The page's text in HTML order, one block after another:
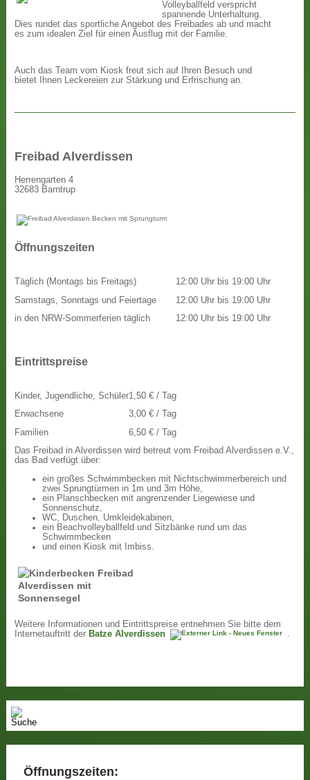
Volleyballfeld verspricht
spannende Unterhaltung.
Dies rundet das sportliche Angebot des Freibades ab und macht
es zum idealen Ziel für einen Ausflug mit der Familie.
Auch das Team vom Kiosk freut sich auf Ihren Besuch und
bietet Ihnen Leckereien zur Stärkung und Erfrischung an.
Freibad Alverdissen
Herrengarten 4
32683 Barntrup
Öffnungszeiten
Täglich (Montags bis Freitags)
Samstags, Sonntags und Feiertage
in den NRW-Sommerferien täglich
12:00 Uhr bis 19:00 Uhr
12:00 Uhr bis 19:00 Uhr
12:00 Uhr bis 19:00 Uhr
Eintrittspreise
Kinder, Jugendliche, Schüler
Erwachsene
Familien
1,50 € / Tag
3,00 € / Tag
6,50 € / Tag
Das Freibad in Alverdissen wird betreut vom Freibad Alverdissen e.V.,
das Bad verfügt über:
ein großes Schwimmbecken mit Nichtschwimmerbereich und
zwei Sprungtürmen in 1m und 3m Höhe,
ein Planschbecken mit angrenzender Liegewiese und
Sonnenschutz,
WC, Duschen, Umkleidekabinen,
ein Beachvolleyballfeld und Sitzbänke rund um das
Schwimmbecken
und einen Kiosk mit Imbiss.
Weitere Informationen und Eintrittspreise entnehmen Sie bitte dem
Internetauftritt der Batze Alverdissen .
Öffnungszeiten: